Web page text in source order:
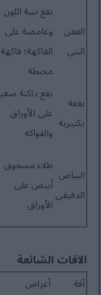
العفن
البني
بقع بنية اللون
وغامضة على
الفاكهة؛ فاكهة
محنطة
بقعة
بكتيرية
بقع داكنة
على الأوراق
والفواكه
البياض
الدقيقي
طلاء مسحوق
أبيض على
الأوراق
الآفات الشائعة
آفة أعراض